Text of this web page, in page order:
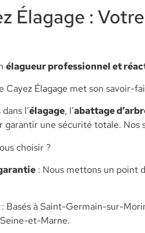
Élagage :
élagueur professionnel et
Cayez Élagage met son savoir-
l’élagage, l’abattage
garantir une sécurité totale. Nos
choisir ?
: Nous mettons un point
: Basés à Saint-Germain-sur-
et-Marne.